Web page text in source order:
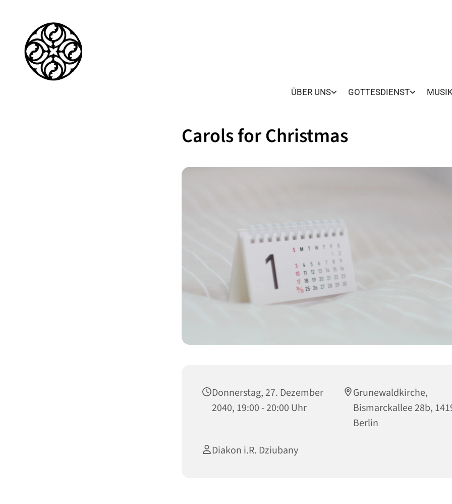
ÜBER UNS GOTTESDIENST
Carols for Christmas
Donnerstag, 27. Dezember
2040, 19:00 - 20:00 Uhr
Grunewaldkirche,
Bismarckallee 28b,
Berlin
Diakon i.R. Dziubany